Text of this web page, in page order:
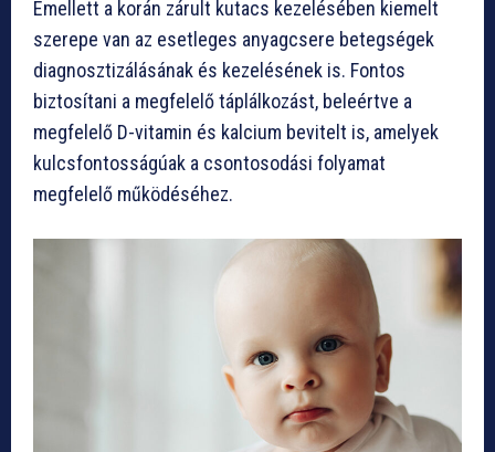
Emellett a korán zárult kutacs kezelésében kiemelt
szerepe van az esetleges anyagcsere betegségek
diagnosztizálásának és kezelésének is. Fontos
biztosítani a megfelelő táplálkozást, beleértve a
megfelelő D-vitamin és kalcium bevitelt is, amelyek
kulcsfontosságúak a csontosodási folyamat
megfelelő működéséhez.